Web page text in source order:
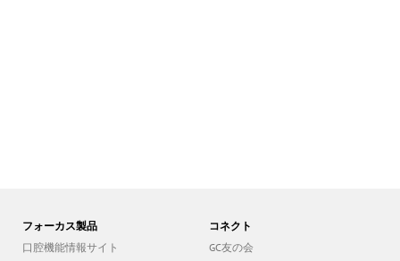
フォーカス製品
口腔機能情報サイト
コネクト
GC友の会